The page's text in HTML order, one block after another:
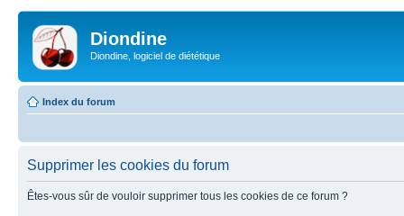
Diondine
Diondine, logiciel de diététique
Index du forum
Supprimer les cookies du forum
Êtes-vous sûr de vouloir supprimer tous les cookies de ce forum ?